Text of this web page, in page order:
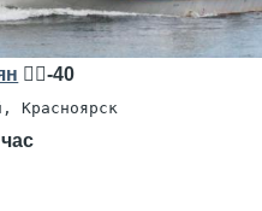
🧍‍♂️-40
Красноярск